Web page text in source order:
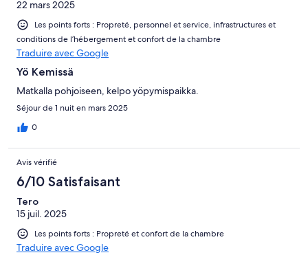
22 mars 2025
Les points forts : Propreté, personnel et service, infrastructures et
conditions de l’hébergement et confort de la chambre
Traduire avec Google
Yö Kemissä
Matkalla pohjoiseen, kelpo yöpymispaikka.
Séjour de 1 nuit en mars 2025
0
Avis vérifié
6/10 Satisfaisant
Tero
15 juil. 2025
Les points forts : Propreté et confort de la chambre
Traduire avec Google